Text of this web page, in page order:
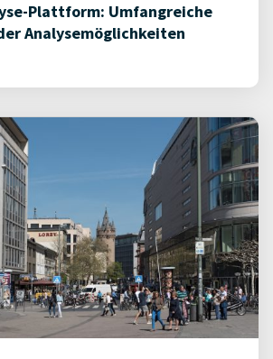
Plattform: Umfangreiche
Analysemöglichkeiten